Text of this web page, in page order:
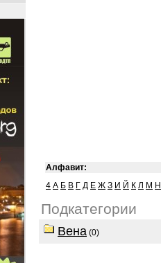
Алфавит:
4 А Б В Г Д Е Ж З И Й К Л М Н
Подкатегории
Вена (0)